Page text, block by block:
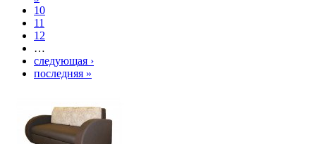
10
11
12
…
следующая ›
последняя »